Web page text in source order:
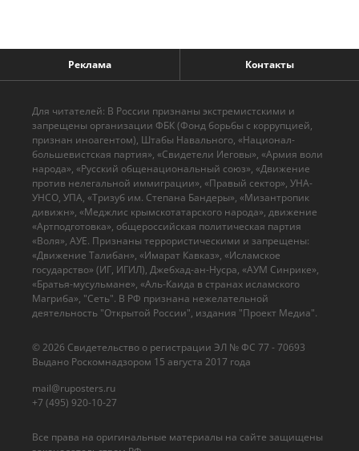
Реклама Контакты
Все права на оригинальные материалы на сайте защищены
© 2026 Cвидетельство о регистрации ЭЛ № ФС 77 - 70693
Выдано Роскомнадзором 15 августа 2017 года
mail@ruposters.ru
+7 (495) 920-10-27
Для читателей: В России признаны экстремистскими и
запрещены организации ФБК (Фонд борьбы с коррупцией,
признан иноагентом), Штабы Навального, «Национал-
большевистская партия», «Свидетели Иеговы», «Армия воли
народа», «Русский общенациональный союз», «Движение
против нелегальной иммиграции», «Правый сектор», УНА-
УНСО, УПА, «Тризуб им. Степана Бандеры», «Мизантропик
дивижн», «Меджлис крымскотатарского народа», движение
«Артподготовка», общероссийская политическая партия
«Воля», АУЕ. Признаны террористическими и запрещены:
«Движение Талибан», «Имарат Кавказ», «Исламское
государство» (ИГ, ИГИЛ), Джебхад-ан-Нусра, «АУМ Синрике»,
«Братья-мусульмане», «Аль-Каида в странах исламского
Магриба», "Сеть". В РФ признана нежелательной
деятельность "Открытой России", издания "Проект Медиа".